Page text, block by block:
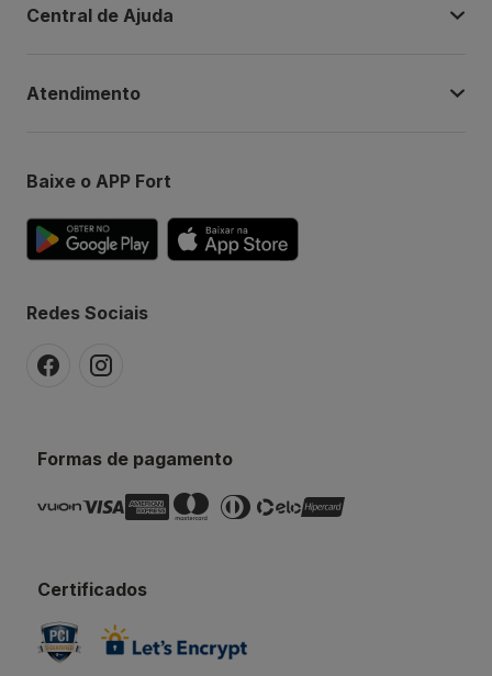
Central de Ajuda
Atendimento
Baixe o APP Fort
Redes Sociais
Formas de pagamento
Certificados